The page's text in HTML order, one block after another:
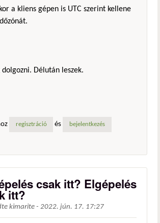
a kliens gépen is UTC szerint kellene
Délután leszek.
regisztráció és bejelentkezés
csak itt? Elgépelés
itt?
kimarite - 2022. jún. 17. 17:27